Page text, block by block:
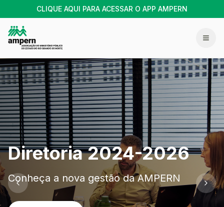
CLIQUE AQUI PARA ACESSAR O APP AMPERN
Bem-vindo à AMPERN
Representando e defendendo os interesses
do Ministério Público/RN desde 1969
Diretoria 2024-2026
Conheça a nova gestão da AMPERN